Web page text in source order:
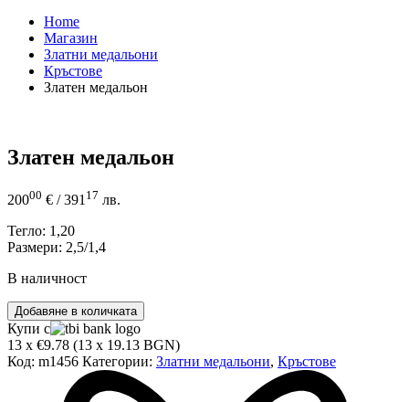
Home
Магазин
Златни медальони
Кръстове
Златен медальон
Златен медальон
20000 € / 39117 лв.
Тегло: 1,20
Размери: 2,5/1,4
В наличност
количество
за
Златен
медальон
Добавяне в количката
Купи с
13 x €9.78 (13 x 19.13 BGN)
Код: m1456 Категории: Златни медальони, Кръстове